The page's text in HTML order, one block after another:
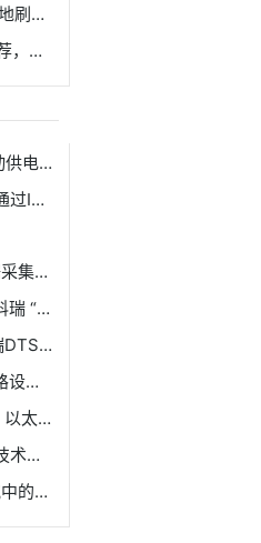
观测纪录
级
电源芯片
具与服务
决方案
决方案
解决方案
现
探索！
突破
应用